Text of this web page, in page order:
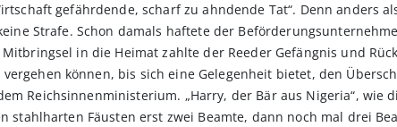
gefährdende, scharf zu ahndende Tat“. Denn anders
Strafe. Schon damals haftete der
in die Heimat zahlte der Reeder Gefängnis und
können, bis sich eine Gelegenheit bietet, den
Reichsinnenministerium. „Harry, der Bär aus Nigeria“, wie
stahlharten Fäusten erst zwei Beamte, dann noch mal drei